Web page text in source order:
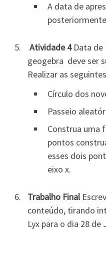
A data de
posteriormente
Atividade 4 Data
geogebra deve ser
Realizar as
Círculo dos
Passeio
Construa uma
pontos
esses dois
eixo x.
Trabalho Final
conteúdo, tirando
Lyx para o dia 28 de